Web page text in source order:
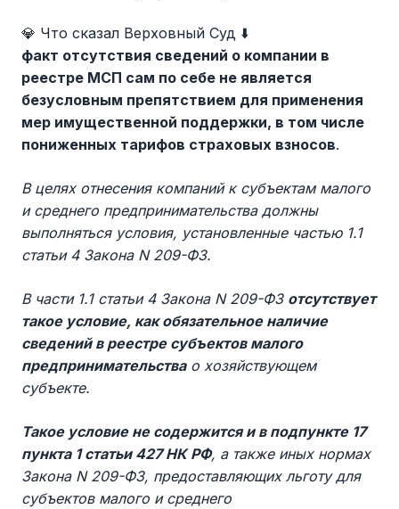
💎 Что сказал Верховный Суд ⬇️
факт отсутствия сведений о компании в
реестре МСП сам по себе не является
безусловным препятствием для применения
мер имущественной поддержки, в том числе
пониженных тарифов страховых взносов.
В целях отнесения компаний к субъектам малого
и среднего предпринимательства должны
выполняться условия, установленные частью 1.1
статьи 4 Закона N 209-ФЗ.
В части 1.1 статьи 4 Закона N 209-ФЗ отсутствует
такое условие, как обязательное наличие
сведений в реестре субъектов малого
предпринимательствао хозяйствующем
субъекте.
Такое условие не содержится и в подпункте 17
пункта 1 статьи 427 НК РФ, а также иных нормах
Закона N 209-ФЗ, предоставляющих льготу для
субъектов малого и среднего